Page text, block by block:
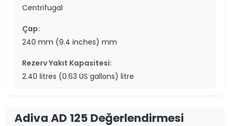
Centrifugal
Çap:
240 mm (9.4 inches) mm
Rezerv Yakıt Kapasitesi:
2.40 litres (0.63 US gallons) litre
Adiva AD 125 Değerlendirmesi